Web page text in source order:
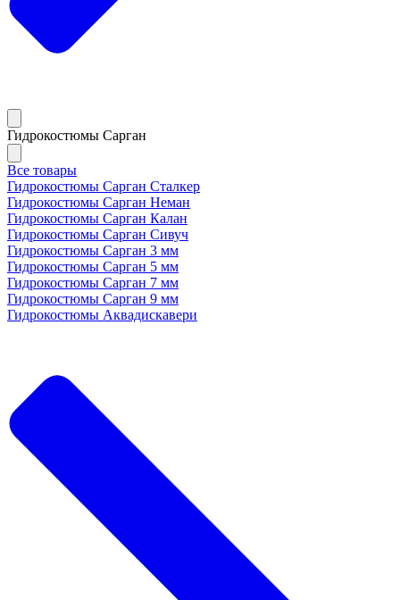
Гидрокостюмы Сарган
Все товары
Гидрокостюмы Сарган Сталкер
Гидрокостюмы Сарган Неман
Гидрокостюмы Сарган Калан
Гидрокостюмы Сарган Сивуч
Гидрокостюмы Сарган 3 мм
Гидрокостюмы Сарган 5 мм
Гидрокостюмы Сарган 7 мм
Гидрокостюмы Сарган 9 мм
Гидрокостюмы Аквадискавери